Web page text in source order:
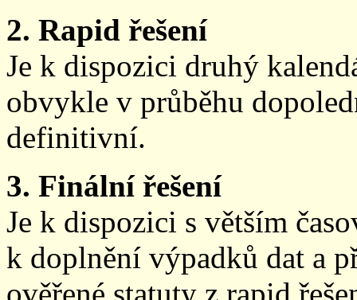
2. Rapid řešení
Je k dispozici druhý
obvykle v průběhu
definitivní.
3. Finální řešení
Je k dispozici s větším
k doplnění výpadků dat a